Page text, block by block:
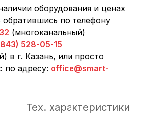
оборудования и ценах
по телефону
(многоканальный)
528-05-15
в г. Казань, или просто
по адресу: office@smart-
Тех. характеристики